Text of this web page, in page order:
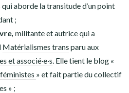
aborde la transitude d’un point
;
, militante et autrice qui a
Matérialismes trans paru aux
et associé·e·s. Elle tient le blog «
» et fait partie du collectif
» ;